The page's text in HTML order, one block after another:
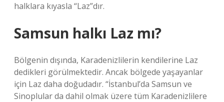
halklara kıyasla “Laz”dır.
Samsun halkı Laz mı?
Bölgenin dışında, Karadenizlilerin kendilerine Laz
dedikleri görülmektedir. Ancak bölgede yaşayanlar
için Laz daha doğudadır. “İstanbul’da Samsun ve
Sinoplular da dahil olmak üzere tüm Karadenizlilere